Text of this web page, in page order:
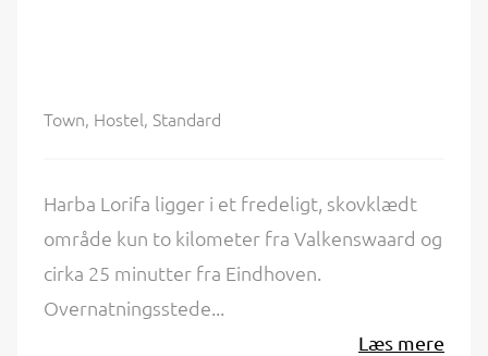
Town, Hostel, Standard
Harba Lorifa ligger i et fredeligt, skovklædt
område kun to kilometer fra Valkenswaard og
cirka 25 minutter fra Eindhoven.
Overnatningsstede...
Læs mere